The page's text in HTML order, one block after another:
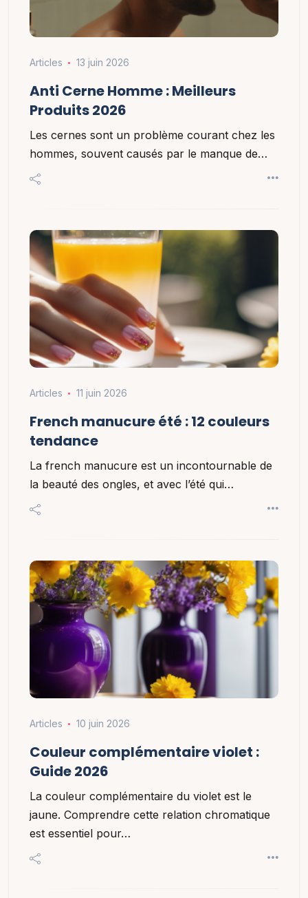
Articles 13 juin 2026
Anti Cerne Homme : Meilleurs
Produits 2026
Les cernes sont un problème courant chez les
hommes, souvent causés par le manque de…
Articles 11 juin 2026
French manucure été : 12 couleurs
tendance
La french manucure est un incontournable de
la beauté des ongles, et avec l’été qui…
Articles 10 juin 2026
Couleur complémentaire violet :
Guide 2026
La couleur complémentaire du violet est le
jaune. Comprendre cette relation chromatique
est essentiel pour…